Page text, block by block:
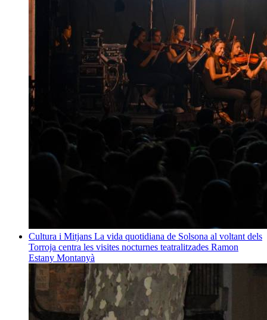
Cultura i Mitjans La vida quotidiana de Solsona al voltant dels
Torroja centra les visites nocturnes teatralitzades Ramon
Estany Montanyà